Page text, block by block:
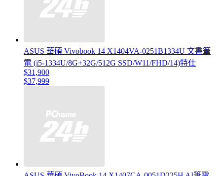
ASUS 華碩 Vivobook 14 X1404VA-0251B1334U 文書筆
電 (i5-1334U/8G+32G/512G SSD/W11/FHD/14)特仕
$31,900
$37,999